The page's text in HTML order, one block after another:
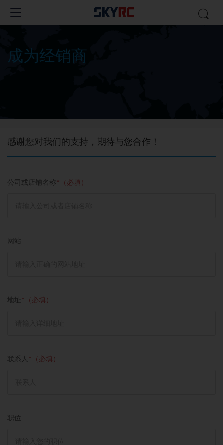
成为经销商
感谢您对我们的支持，期待与您合作！
公司或店铺名称*（必填）
网站
地址 *（必填）
联系人 *（必填）
职位